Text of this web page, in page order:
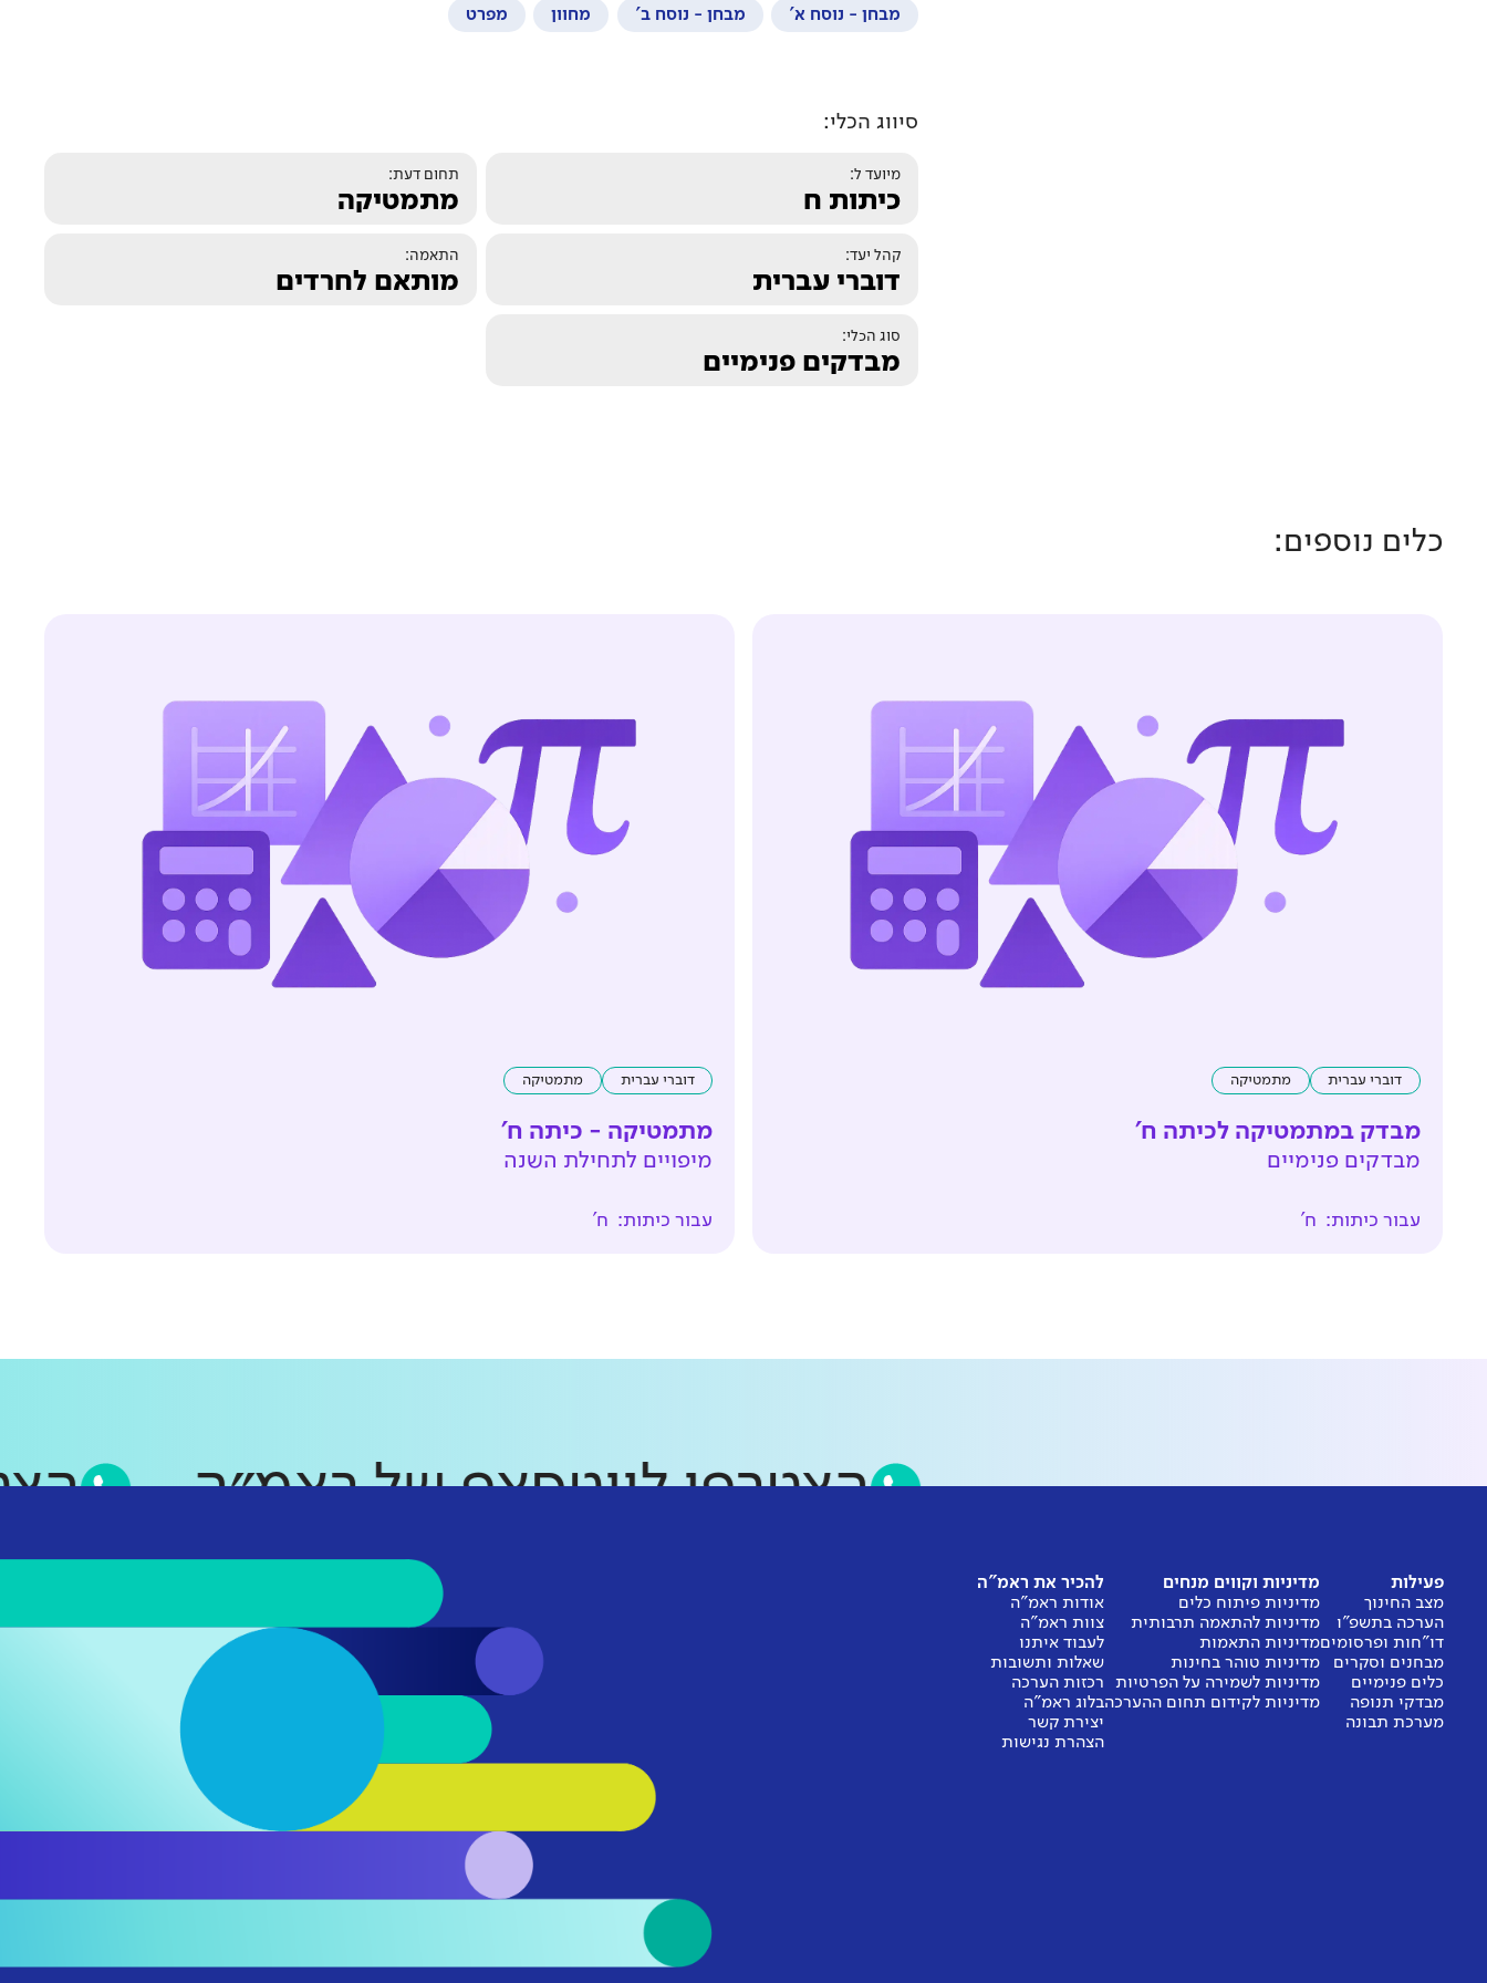
מבחן - נוסח א' מבחן - נוסח ב' מחוון מפרט
סיווג הכלי:
מיועד ל:
כיתות ח
תחום דעת:
מתמטיקה
קהל יעד:
דוברי עברית
התאמה:
מותאם לחרדים
סוג הכלי:
מבדקים פנימיים
כלים נוספים:
דוברי עברית מתמטיקה
מבדק במתמטיקה לכיתה ח'
מבדקים פנימיים
עבור כיתות: ח'
דוברי עברית מתמטיקה
מתמטיקה - כיתה ח'
מיפויים לתחילת השנה
עבור כיתות: ח'
הצטרפו לווטסאפ של ראמ״ה
פעילות
מצב החינוך
הערכה בתשפ"ו
דו"חות ופרסומים
מבחנים וסקרים
כלים פנימיים
מבדקי תנופה
מערכת תבונה
מדיניות וקווים מנחים
מדיניות פיתוח כלים
מדיניות להתאמה תרבותית
מדיניות התאמות
מדיניות טוהר בחינות
מדיניות לשמירה על הפרטיות
מדיניות לקידום תחום ההערכה
להכיר את ראמ"ה
אודות ראמ"ה
צוות ראמ"ה
לעבוד איתנו
שאלות ותשובות
רכזות הערכה
בלוג ראמ"ה
יצירת קשר
הצהרת נגישות